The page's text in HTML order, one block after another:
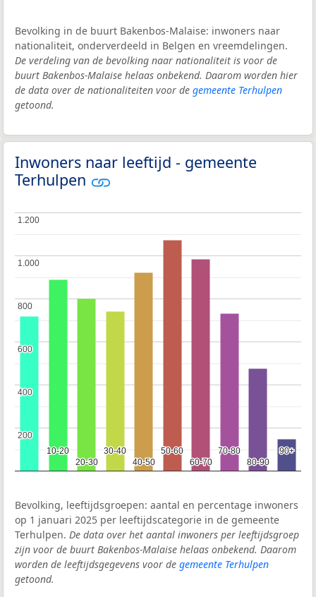
Bevolking in de buurt Bakenbos-Malaise: inwoners naar
nationaliteit, onderverdeeld in Belgen en vreemdelingen.
De verdeling van de bevolking naar nationaliteit is voor de
buurt Bakenbos-Malaise helaas onbekend. Daarom worden hier
de data over de nationaliteiten voor de gemeente Terhulpen
getoond.
Inwoners naar leeftijd - gemeente
Terhulpen
10-20
10-20
20-30
20-30
30-40
30-40
40-50
40-50
50-60
50-60
60-70
60-70
70-80
70-80
80-90
80-90
90+
90+
200
200
400
400
600
600
800
800
1.000
1.000
1.200
1.200
Bevolking, leeftijdsgroepen: aantal en percentage inwoners
op 1 januari 2025 per leeftijdscategorie in de gemeente
Terhulpen. De data over het aantal inwoners per leeftijdsgroep
zijn voor de buurt Bakenbos-Malaise helaas onbekend. Daarom
worden de leeftijdsgegevens voor de gemeente Terhulpen
getoond.